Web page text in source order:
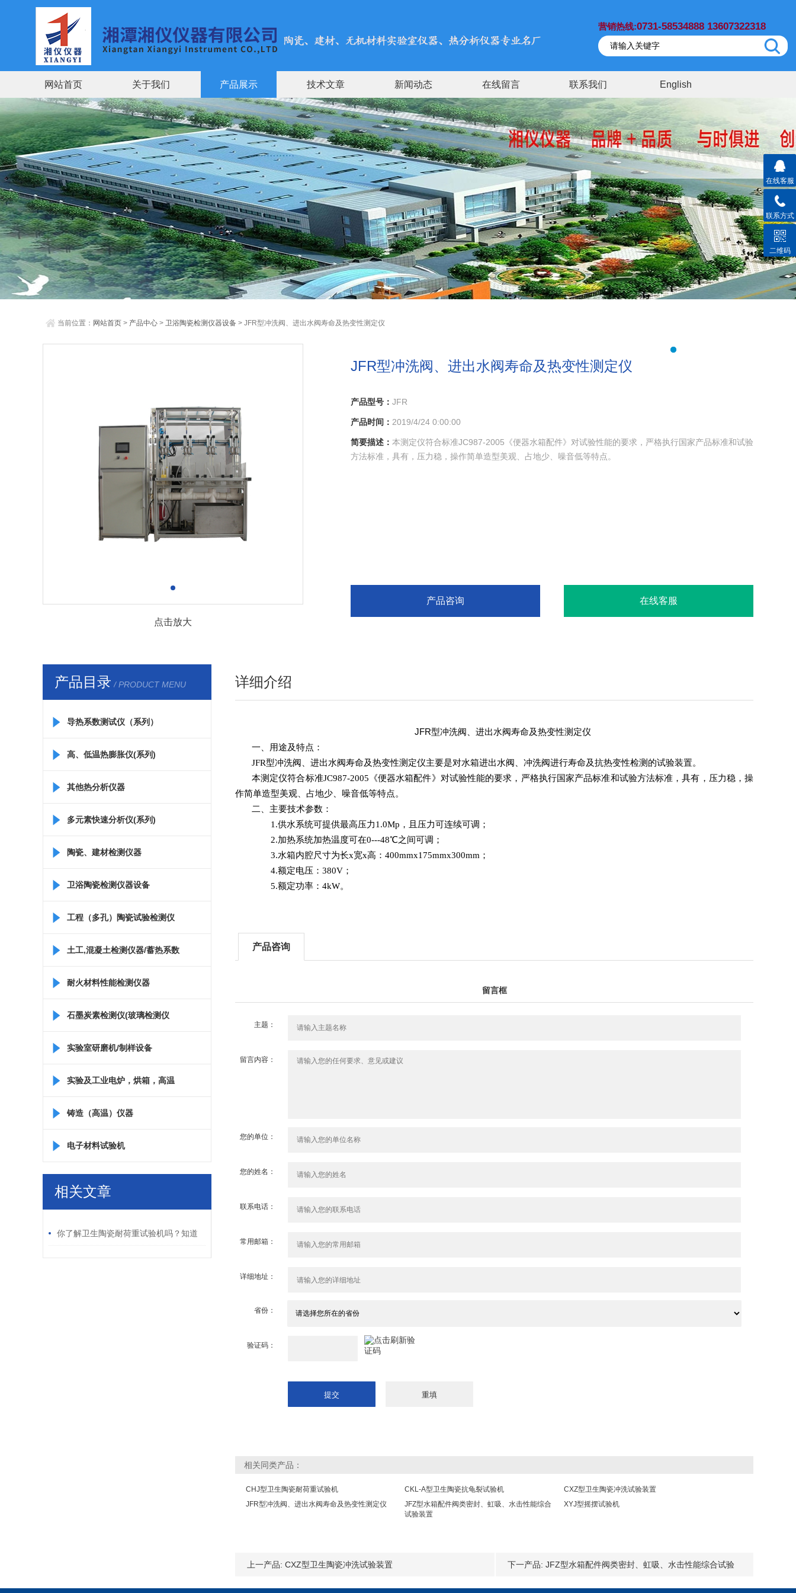
营销热线:0731-58534888 13607322318
网站首页 关于我们 产品展示 技术文章 新闻动态 在线留言 联系我们 English
当前位置： 网站首页 > 产品中心 > 卫浴陶瓷检测仪器设备 > JFR型冲洗阀、进出水阀寿命及热变性测定仪
点击放大
JFR型冲洗阀、进出水阀寿命及热变性测定仪
产品型号： JFR
产品时间： 2019/4/24 0:00:00
简要描述： 本测定仪符合标准JC987-2005《便器水箱配件》对试验性能的要求，严格执行国家产品标准和试验
方法标准，具有，压力稳，操作简单造型美观、占地少、噪音低等特点。
产品咨询 在线客服
产品目录 / PRODUCT MENU
导热系数测试仪（系列）
高、低温热膨胀仪(系列)
其他热分析仪器
多元素快速分析仪(系列)
陶瓷、建材检测仪器
卫浴陶瓷检测仪器设备
工程（多孔）陶瓷试验检测仪
器
土工,混凝土检测仪器/蓄热系数
仪/比热容测定仪
耐火材料性能检测仪器
石墨炭素检测仪(玻璃检测仪
器)
实验室研磨机/制样设备
实验及工业电炉，烘箱，高温
箱
铸造（高温）仪器
电子材料试验机
相关文章
你了解卫生陶瓷耐荷重试验机吗？知道
详细介绍
JFR型冲洗阀、进出水阀寿命及热变性测定仪
一、用途及特点：
JFR型冲洗阀、进出水阀寿命及热变性测定仪主要是对水箱进出水阀、冲洗阀进行寿命及抗热变性检测的试验装置。
本测定仪符合标准JC987-2005《便器水箱配件》对试验性能的要求，严格执行国家产品标准和试验方法标准，具有，压力稳，操
作简单造型美观、占地少、噪音低等特点。
二
、主要技术参数：
1.供水系统可提供最高压力1.0Mp，且压力可连续可调；
2.加热系统加热温度可在0---48℃之间可调；
3.水箱内腔尺寸为长x宽x高：400mmx175mmx300mm ；
4.额定电压：380V；
5.额定功率：4kW。
产品咨询
留言框
主题：
留言内容：
您的单位：
您的姓名：
联系电话：
常用邮箱：
详细地址：
省份：
验证码：
相关同类产品：
CHJ型卫生陶瓷耐荷重试验机 CKL-A型卫生陶瓷抗龟裂试验机
CXZ型卫生陶瓷冲洗试验装置
JFR型冲洗阀、进出水阀寿命及热变性测定仪
JFZ型水箱配件阀类密封、虹吸、水击性能综合
试验装置
XYJ型摇摆试验机
上一产品: CXZ型卫生陶瓷冲洗试验装置 下一产品: JFZ型水箱配件阀类密封、虹吸、水击性能综合试验
装置
在线客服
联系方式
二维码